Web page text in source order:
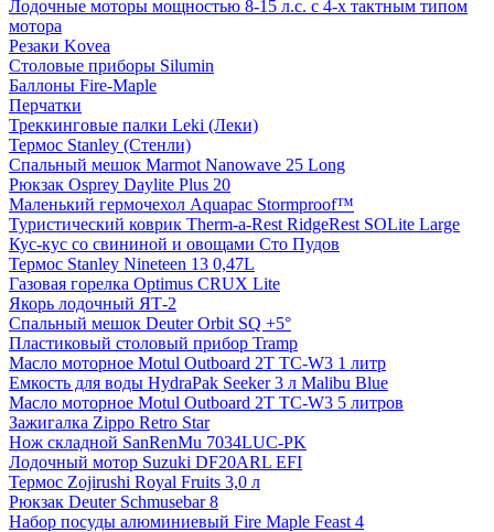
Лодочные моторы мощностью 8-15 л.с. с 4-х тактным типом
мотора
Резаки Kovea
Столовые приборы Silumin
Баллоны Fire-Maple
Перчатки
Треккинговые палки Leki (Леки)
Термос Stanley (Стенли)
Спальный мешок Marmot Nanowave 25 Long
Рюкзак Osprey Daylite Plus 20
Маленький гермочехол Aquapac Stormproof™
Туристический коврик Therm-a-Rest RidgeRest SOLite Large
Кус-кус со свининой и овощами Сто Пудов
Термос Stanley Nineteen 13 0,47L
Газовая горелка Optimus CRUX Lite
Якорь лодочный ЯТ-2
Спальный мешок Deuter Orbit SQ +5°
Пластиковый столовый прибор Tramp
Масло моторное Motul Outboard 2T TC-W3 1 литр
Емкость для воды HydraPak Seeker 3 л Malibu Blue
Масло моторное Motul Outboard 2T TC-W3 5 литров
Зажигалка Zippo Retro Star
Нож складной SanRenMu 7034LUC-PK
Лодочный мотор Suzuki DF20ARL EFI
Термос Zojirushi Royal Fruits 3,0 л
Рюкзак Deuter Schmusebar 8
Набор посуды алюминиевый Fire Maple Feast 4